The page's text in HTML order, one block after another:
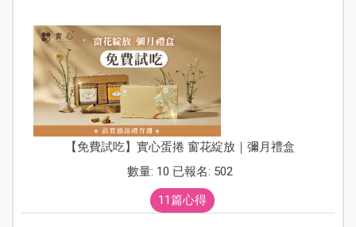
【免費試吃】實心蛋捲 窗花綻放｜彌月禮盒
數量: 10 已報名: 502
11篇心得